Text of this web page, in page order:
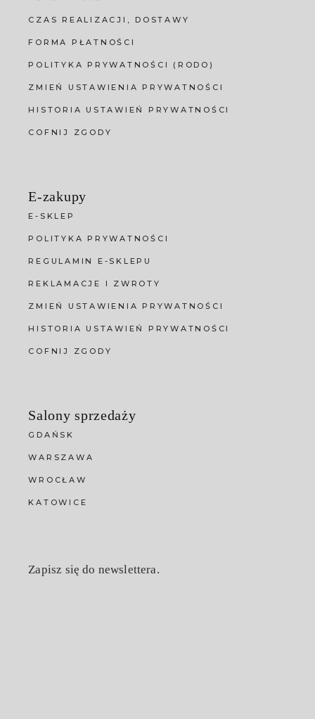
CZAS REALIZACJI, DOSTAWY
FORMA PŁATNOŚCI
POLITYKA PRYWATNOŚCI (RODO)
ZMIEŃ USTAWIENIA PRYWATNOŚCI
HISTORIA USTAWIEŃ PRYWATNOŚCI
COFNIJ ZGODY
E-zakupy
E-SKLEP
POLITYKA PRYWATNOŚCI
REGULAMIN E-SKLEPU
REKLAMACJE I ZWROTY
ZMIEŃ USTAWIENIA PRYWATNOŚCI
HISTORIA USTAWIEŃ PRYWATNOŚCI
COFNIJ ZGODY
Salony sprzedaży
GDAŃSK
WARSZAWA
WROCŁAW
KATOWICE
Zapisz się do newslettera.